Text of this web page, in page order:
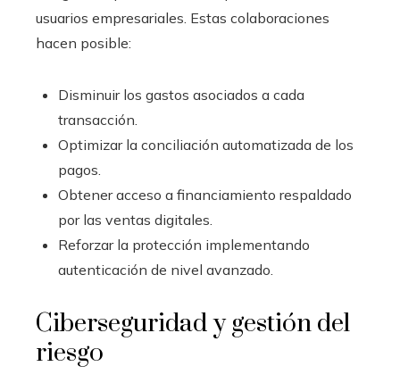
usuarios empresariales. Estas colaboraciones
hacen posible:
Disminuir los gastos asociados a cada
transacción.
Optimizar la conciliación automatizada de los
pagos.
Obtener acceso a financiamiento respaldado
por las ventas digitales.
Reforzar la protección implementando
autenticación de nivel avanzado.
Ciberseguridad y gestión del
riesgo